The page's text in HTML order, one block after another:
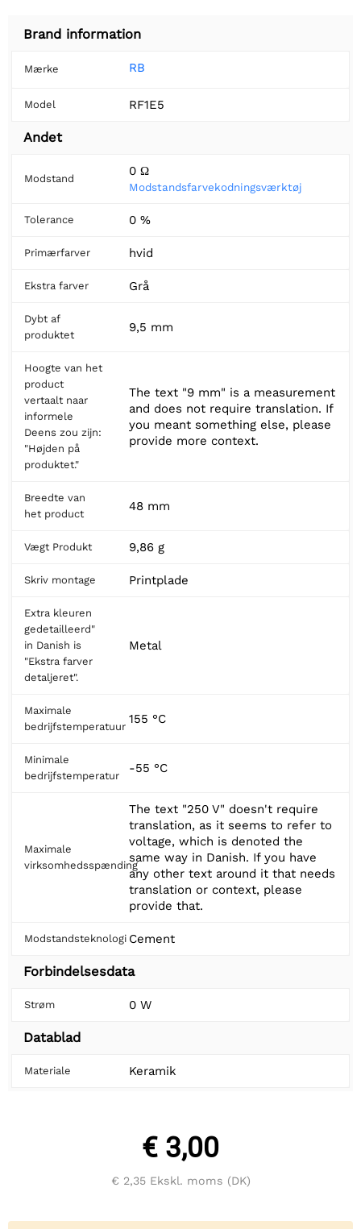
Brand information
Mærke RB
Model RF1E5
Andet
Modstand
0 Ω
Modstandsfarvekodningsværktøj
Tolerance 0 %
Primærfarver hvid
Ekstra farver Grå
Dybt af
produktet
9,5 mm
Hoogte van het
product
vertaalt naar
informele
Deens zou zijn:
"Højden på
produktet."
The text "9 mm" is a measurement
and does not require translation. If
you meant something else, please
provide more context.
Breedte van
het product
48 mm
Vægt Produkt 9,86 g
Skriv montage Printplade
Extra kleuren
gedetailleerd"
in Danish is
"Ekstra farver
detaljeret".
Metal
Maximale
bedrijfstemperatuur
155 °C
Minimale
bedrijfstemperatur
-55 °C
Maximale
virksomhedsspænding
The text "250 V" doesn't require
translation, as it seems to refer to
voltage, which is denoted the
same way in Danish. If you have
any other text around it that needs
translation or context, please
provide that.
Modstandsteknologi Cement
Forbindelsesdata
Strøm 0 W
Datablad
Materiale Keramik
€ 3,00
€ 2,35Ekskl. moms (DK)